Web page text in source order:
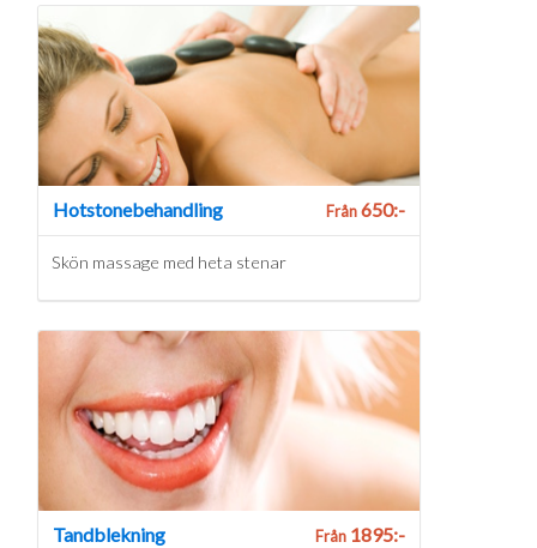
Hotstonebehandling Från650:-
Skön massage med heta stenar
Tandblekning Från1895:-